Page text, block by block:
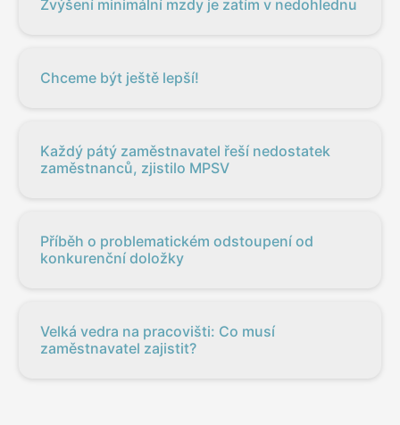
Zvýšení minimální mzdy je zatím v nedohlednu
Chceme být ještě lepší!
Každý pátý zaměstnavatel řeší nedostatek
zaměstnanců, zjistilo MPSV
Příběh o problematickém odstoupení od
konkurenční doložky
Velká vedra na pracovišti: Co musí
zaměstnavatel zajistit?